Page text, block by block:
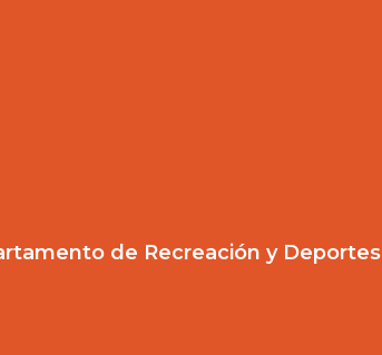
de Recreación y Deportes